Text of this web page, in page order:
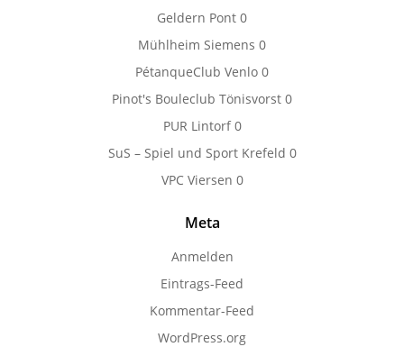
Geldern Pont 0
Mühlheim Siemens 0
PétanqueClub Venlo 0
Pinot's Bouleclub Tönisvorst 0
PUR Lintorf0
SuS – Spiel und Sport Krefeld 0
VPC Viersen 0
Meta
Anmelden
Eintrags-Feed
Kommentar-Feed
WordPress.org